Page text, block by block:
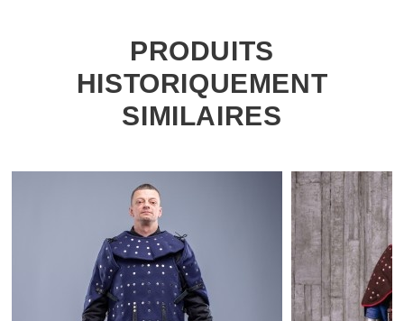
PRODUITS
HISTORIQUEMENT
SIMILAIRES